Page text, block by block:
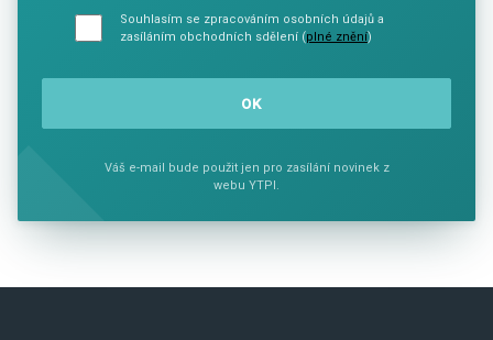
Souhlasím se zpracováním osobních údajů a
zasíláním obchodních sdělení (plné znění)
Váš e-mail bude použit jen pro zasílání novinek z
webu YTPI.